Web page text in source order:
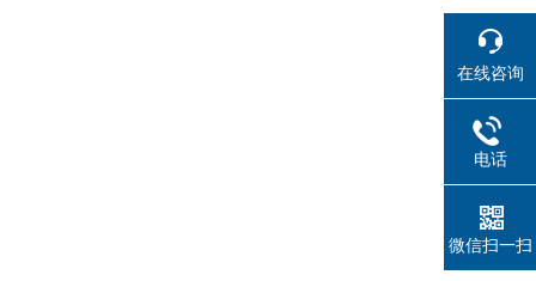
在线咨询
电话
微信扫一扫